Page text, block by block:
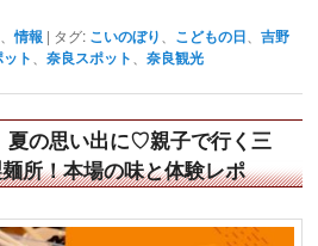
、情報 | タグ: こいのぼり こどもの日 、吉野
ト 、奈良スポット 、奈良観光
夏の思い出に♡親子で行く三
所！本場の味と体験レポ